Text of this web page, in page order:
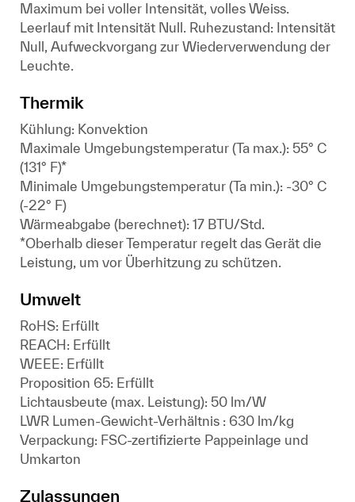
Maximum bei voller Intensität, volles Weiss.
Leerlauf mit Intensität Null. Ruhezustand: Intensität
Null, Aufweckvorgang zur Wiederverwendung der
Leuchte.
Thermik
Kühlung: Konvektion
Maximale Umgebungstemperatur (Ta max.): 55° C
(131° F)*
Minimale Umgebungstemperatur (Ta min.): -30° C
(-22° F)
Wärmeabgabe (berechnet): 17 BTU/Std.
*Oberhalb dieser Temperatur regelt das Gerät die
Leistung, um vor Überhitzung zu schützen.
Umwelt
RoHS: Erfüllt
REACH: Erfüllt
WEEE: Erfüllt
Proposition 65: Erfüllt
Lichtausbeute (max. Leistung): 50 lm/W
LWR Lumen-Gewicht-Verhältnis : 630 lm/kg
Verpackung: FSC-zertifizierte Pappeinlage und
Umkarton
Zulassungen